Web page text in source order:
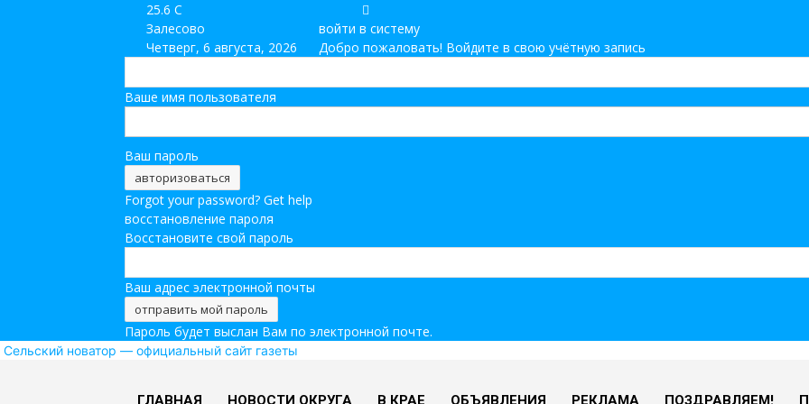
25.6 C
Залесово
Четверг, 6 августа, 2026
войти в систему
Добро пожаловать! Войдите в свою учётную запись
Ваше имя пользователя
Ваш пароль
Forgot your password? Get help
восстановление пароля
Восстановите свой пароль
Ваш адрес электронной почты
Пароль будет выслан Вам по электронной почте.
Сельский новатор — официальный сайт газеты
ГЛАВНАЯ НОВОСТИ ОКРУГА В КРАЕ ОБЪЯВЛЕНИЯ РЕКЛАМА ПОЗДРАВЛЯЕМ!